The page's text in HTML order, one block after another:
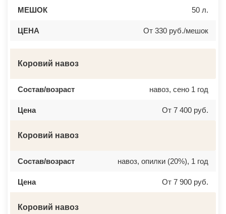
МЕШОК 50 л.
ЦЕНА От 330 руб./мешок
Коровий навоз
Состав/возраст навоз, сено 1 год
Цена От 7 400 руб.
Коровий навоз
Состав/возраст навоз, опилки (20%), 1 год
Цена От 7 900 руб.
Коровий навоз